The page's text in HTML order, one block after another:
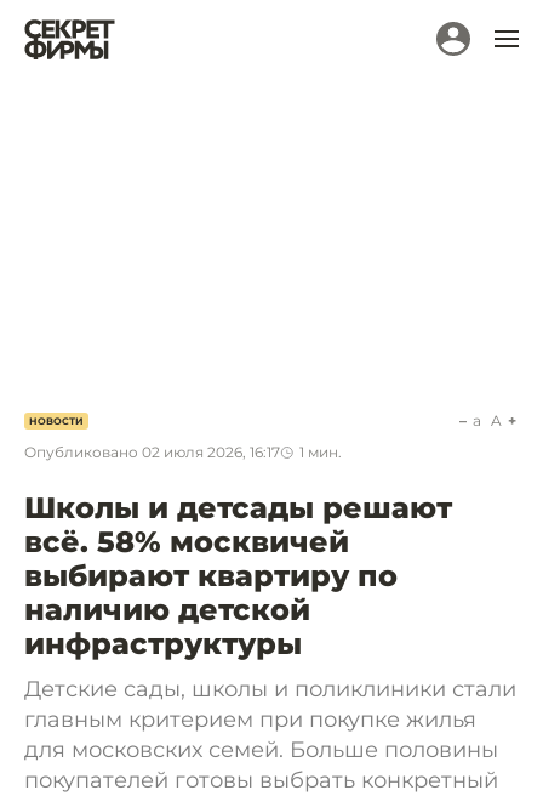
НОВОСТИ
Опубликовано 02 июля 2026, 16:17 1 мин.
a A
Школы и детсады решают
всё. 58% москвичей
выбирают квартиру по
наличию детской
инфраструктуры
Детские сады, школы и поликлиники стали
главным критерием при покупке жилья
для московских семей. Больше половины
покупателей готовы выбрать конкретный